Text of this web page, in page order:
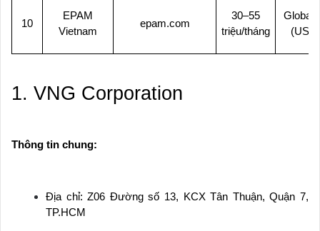
10
EPAM
Vietnam
epam.com
30–55
triệu/tháng
Global
(US/
1. VNG Corporation
Thông tin chung:
Địa chỉ: Z06 Đường số 13, KCX Tân Thuận, Quận 7,
TP.HCM